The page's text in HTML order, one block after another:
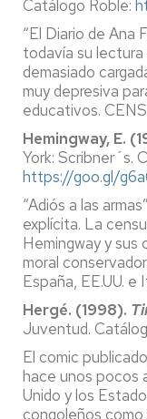
Catálogo Roble:
“El Diario de Ana
todavía su
demasiado
muy depresiva
educativos.
Hemingway, E.
York: Scribner´s.
https://goo.gl/
“Adiós a las
explícita. La
Hemingway y sus
moral
España, EE.UU. e
Hergé. (1998).
Juventud.
El comic
hace unos pocos
Unido y los
congoleños